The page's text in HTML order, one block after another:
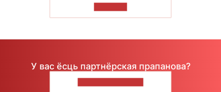
У вас ёсць партнёрская прапанова?